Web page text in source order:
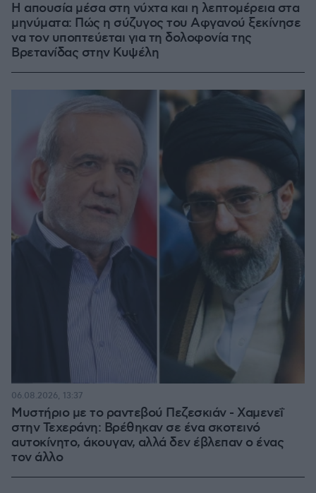
Η απουσία μέσα στη νύχτα και η λεπτομέρεια στα
μηνύματα: Πώς η σύζυγος του Αφγανού ξεκίνησε
να τον υποπτεύεται για τη δολοφονία της
Βρετανίδας στην Κυψέλη
Μυστήριο με το ραντεβού Πεζεσκιάν - Χαμενεΐ
στην Τεχεράνη: Βρέθηκαν σε ένα σκοτεινό
αυτοκίνητο, άκουγαν, αλλά δεν έβλεπαν ο ένας
τον άλλο
06.08.2026, 13:37